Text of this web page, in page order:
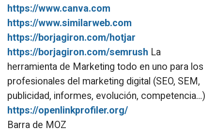
https://www.canva.com
https://www.similarweb.com
https://borjagiron.com/hotjar
https://borjagiron.com/semrush La
herramienta de Marketing todo en uno para los
profesionales del marketing digital (SEO, SEM,
publicidad, informes, evolución, competencia…)
https://openlinkprofiler.org/
Barra de MOZ